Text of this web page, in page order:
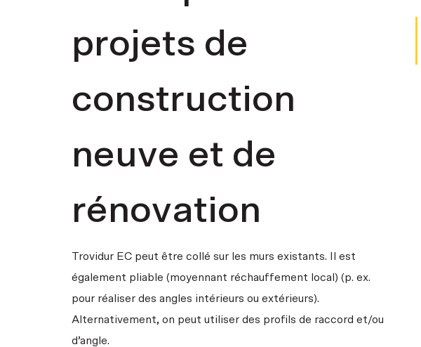
projets de
construction
neuve et de
rénovation
Trovidur EC peut être collé sur les murs existants. Il est
également pliable (moyennant réchauffement local) (p. ex.
pour réaliser des angles intérieurs ou extérieurs).
Alternativement, on peut utiliser des profils de raccord et/ou
d’angle.